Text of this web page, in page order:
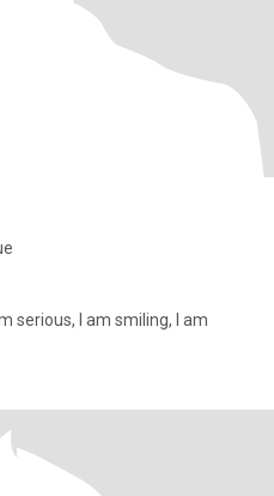
serious, I am smiling, I am